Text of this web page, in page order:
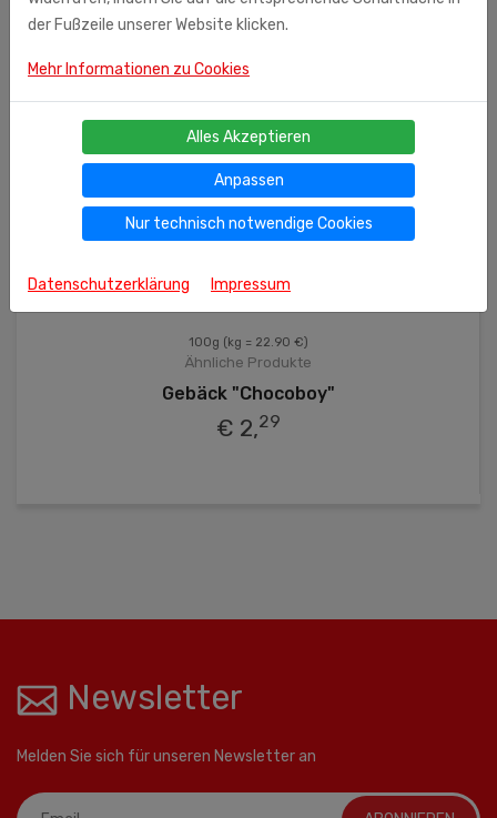
100g (kg = 22.90 €)
Ähnliche Produkte
Gebäck "Chocoboy"
€ 2,29
Newsletter
Melden Sie sich für unseren Newsletter an
der Fußzeile unserer Website klicken.
Mehr Informationen zu Cookies
Alles Akzeptieren
Anpassen
Nur technisch notwendige Cookies
Datenschutzerklärung Impressum